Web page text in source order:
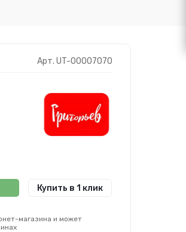
Арт. UT-00007070
Купить в 1 клик
магазина и может